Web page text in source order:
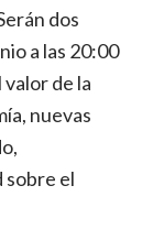
dos
a las 20:00
valor de la
nuevas
sobre el